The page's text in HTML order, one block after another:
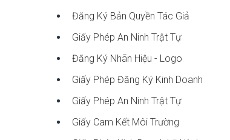
Đăng Ký Bản Quyền Tác Giả
Giấy Phép An Ninh Trật Tự
Đăng Ký Nhãn Hiệu - Logo
Giấy Phép Đăng Ký Kinh Doanh
Giấy Phép An Ninh Trật Tự
Giấy Cam Kết Môi Trường